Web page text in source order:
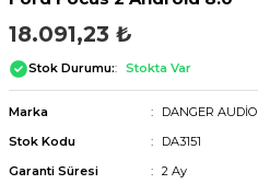
18.091,23 ₺
Stok Durumu: Stokta Var
Marka
DANGER AUDİO
Stok Kodu
DA3151
Garanti Süresi
2 Ay